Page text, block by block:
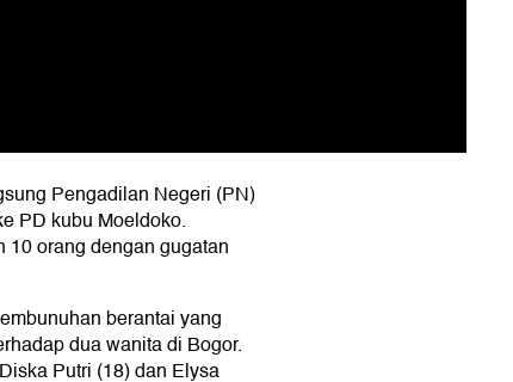
Pengadilan Negeri (PN)
PD kubu Moeldoko.
10 orang dengan gugatan
berantai yang
dua wanita di Bogor.
Putri (18) dan Elysa